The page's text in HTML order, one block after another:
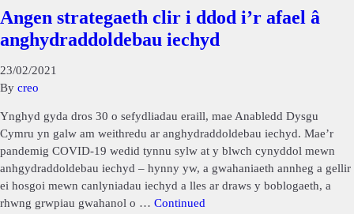
Angen strategaeth clir i ddod i’r afael â
anghydraddoldebau iechyd
23/02/2021
By creo
Ynghyd gyda dros 30 o sefydliadau eraill, mae Anabledd Dysgu
Cymru yn galw am weithredu ar anghydraddoldebau iechyd. Mae’r
pandemig COVID-19 wedid tynnu sylw at y blwch cynyddol mewn
anhgydraddoldebau iechyd – hynny yw, a gwahaniaeth annheg a gellir
ei hosgoi mewn canlyniadau iechyd a lles ar draws y boblogaeth, a
rhwng grwpiau gwahanol o … Continued